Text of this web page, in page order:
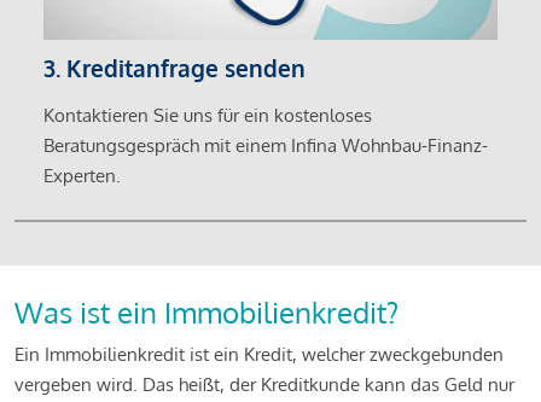
3. Kreditanfrage senden
Kontaktieren Sie uns für ein kostenloses
Beratungsgespräch mit einem Infina Wohnbau-Finanz-
Experten.
Was ist ein Immobilienkredit?
Ein Immobilienkredit ist ein Kredit, welcher zweckgebunden
vergeben wird. Das heißt, der Kreditkunde kann das Geld nur